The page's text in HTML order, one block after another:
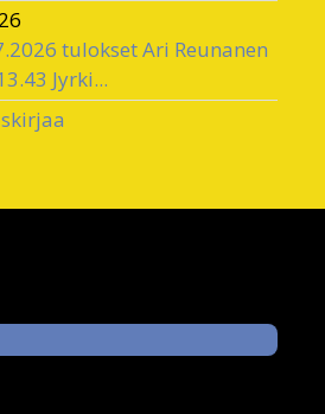
tulokset Ari Reunanen
Jyrki...